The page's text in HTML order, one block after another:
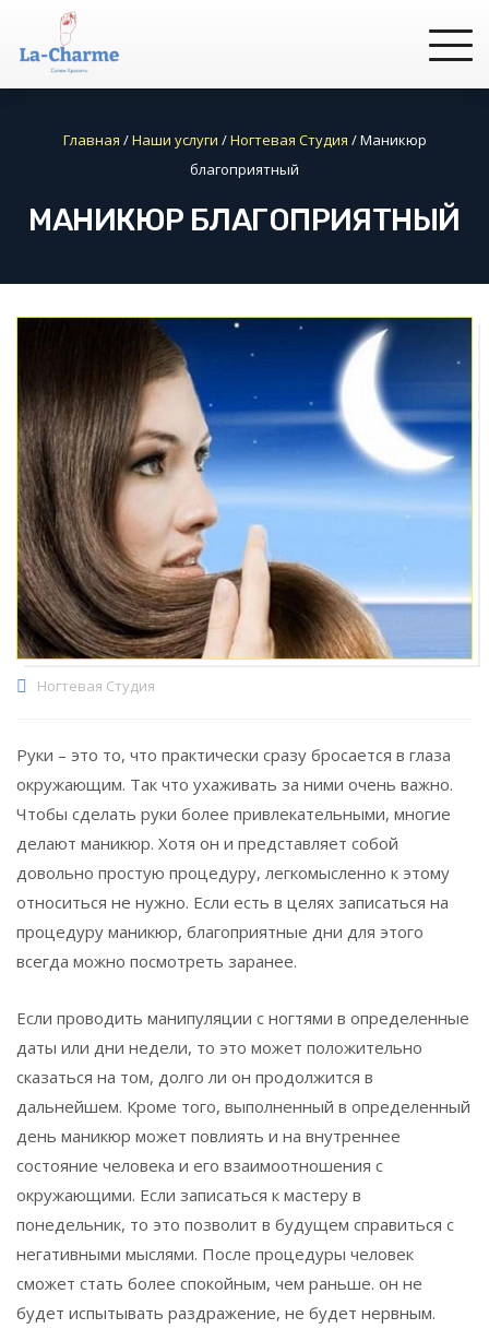
Главная /Наши услуги /Ногтевая Студия /Маникюр
благоприятный
МАНИКЮР БЛАГОПРИЯТНЫЙ
Ногтевая Студия
Руки – это то, что практически сразу бросается в глаза
окружающим. Так что ухаживать за ними очень важно.
Чтобы сделать руки более привлекательными, многие
делают маникюр. Хотя он и представляет собой
довольно простую процедуру, легкомысленно к этому
относиться не нужно. Если есть в целях записаться на
процедуру маникюр, благоприятные дни для этого
всегда можно посмотреть заранее.
Если проводить манипуляции с ногтями в определенные
даты или дни недели, то это может положительно
сказаться на том, долго ли он продолжится в
дальнейшем. Кроме того, выполненный в определенный
день маникюр может повлиять и на внутреннее
состояние человека и его взаимоотношения с
окружающими. Если записаться к мастеру в
понедельник, то это позволит в будущем справиться с
негативными мыслями. После процедуры человек
сможет стать более спокойным, чем раньше. он не
будет испытывать раздражение, не будет нервным.